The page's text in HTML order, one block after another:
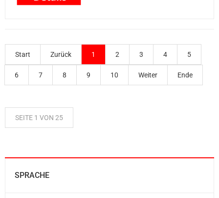
Start Zurück 1 2 3 4 5
6 7 8 9 10 Weiter Ende
SEITE 1 VON 25
SPRACHE